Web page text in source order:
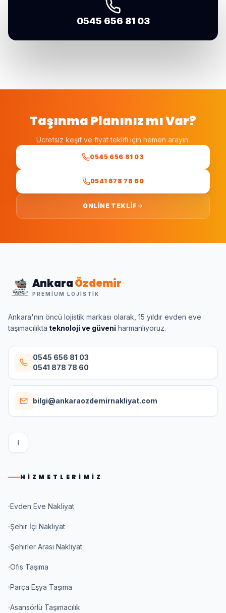
0545 656 81 03
Taşınma Planınız mı Var?
Ücretsiz keşif ve fiyat teklifi için hemen arayın.
0545 656 81 03
0541 878 78 60
ONLINE TEKLIF
AnkaraÖzdemir
PREMIUM LOJISTIK
Ankara'nın öncü lojistik markası olarak, 15 yıldır evden eve
taşımacılıkta teknoloji ve güveni harmanlıyoruz.
0545 656 81 03
0541 878 78 60
bilgi@ankaraozdemirnakliyat.com
I
HIZMETLERIMIZ
Evden Eve Nakliyat
Şehir İçi Nakliyat
Şehirler Arası Nakliyat
Ofis Taşıma
Parça Eşya Taşıma
Asansörlü Taşımacılık